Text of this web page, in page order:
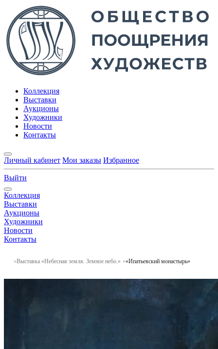
Коллекция
Выставки
Аукционы
Художники
Новости
Контакты
Личный кабинет Мои заказы Избранное
Выйти
Коллекция
Выставки
Аукционы
Художники
Новости
Контакты
Выставка «Небесная земля. Земное небо.» «Ипатьевский монастырь»